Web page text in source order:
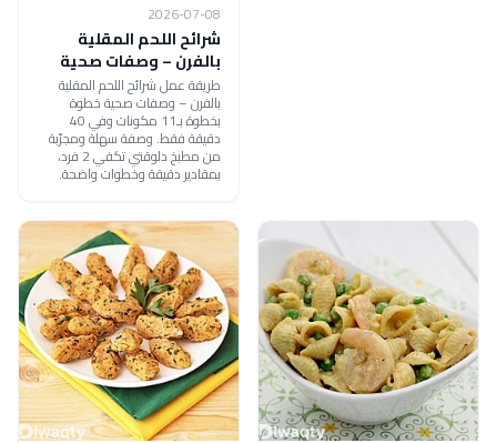
2026-07-08
شرائح اللحم المقلية
بالفرن – وصفات صحية
طريقة عمل شرائح اللحم المقلية
بالفرن – وصفات صحية خطوة
بخطوة بـ11 مكونات وفي 40
دقيقة فقط. وصفة سهلة ومجرّبة
من مطبخ دلوقتي تكفي 2 فرد،
بمقادير دقيقة وخطوات واضحة.